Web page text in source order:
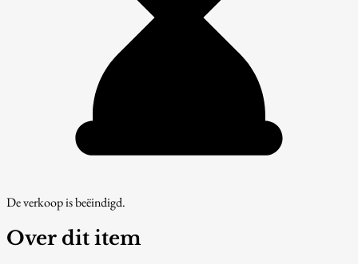
De verkoop is beëindigd.
Over dit item